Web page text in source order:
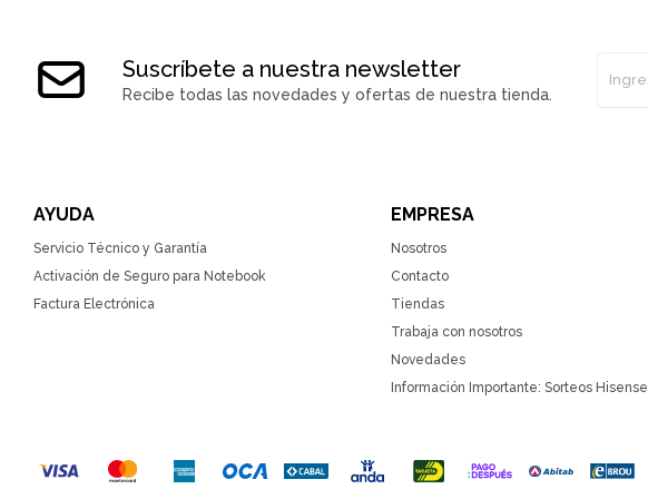
Suscríbete a nuestra newsletter
Recibe todas las novedades y ofertas de nuestra tienda.
AYUDA
Servicio Técnico y Garantía
Activación de Seguro para Notebook
Factura Electrónica
EMPRESA
Nosotros
Contacto
Tiendas
Trabaja con nosotros
Novedades
Información Importante: Sorteos Hisense